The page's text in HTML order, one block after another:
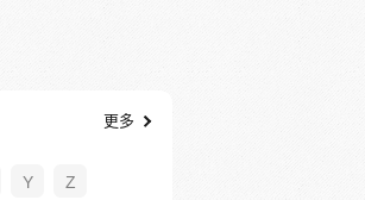
更多
Y Z